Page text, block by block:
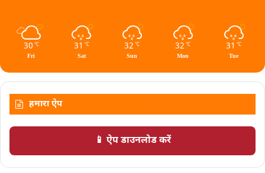
30 ℃
Fri
31 ℃
Sat
32 ℃
Sun
32 ℃
Mon
31 ℃
Tue
हमारा ऐप
📱 ऐप डाउनलोड करें